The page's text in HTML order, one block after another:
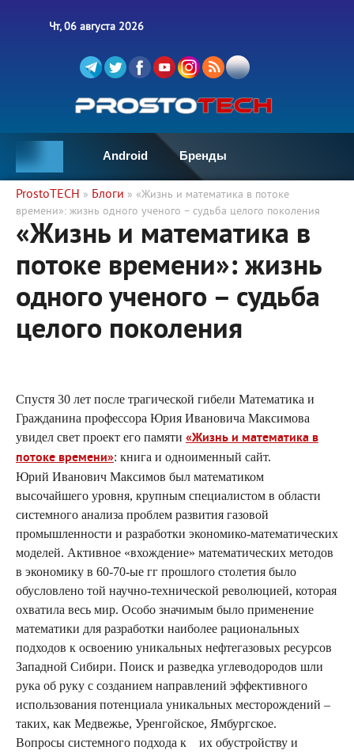
Чт, 06 августа 2026
Android Бренды
ProstoTECH » Блоги » «Жизнь и математика в потоке
времени»: жизнь одного ученого – судьба целого поколения
«Жизнь и математика в
потоке времени»: жизнь
одного ученого – судьба
целого поколения
Спустя 30 лет после трагической гибели Математика и
Гражданина профессора Юрия Ивановича Максимова
увидел свет проект его памяти «Жизнь и математика в
потоке времени»: книга и одноименный сайт.
Юрий Иванович Максимов был математиком
высочайшего уровня, крупным специалистом в области
системного анализа проблем развития газовой
промышленности и разработки экономико-математических
моделей. Активное «вхождение» математических методов
в экономику в 60-70-ые гг прошлого столетия было
обусловлено той научно-технической революцией, которая
охватила весь мир. Особо значимым было применение
математики для разработки наиболее рациональных
подходов к освоению уникальных нефтегазовых ресурсов
Западной Сибири. Поиск и разведка углеводородов шли
рука об руку с созданием направлений эффективного
использования потенциала уникальных месторождений –
таких, как Медвежье, Уренгойское, Ямбургское.
Вопросы системного подхода к их обустройству и